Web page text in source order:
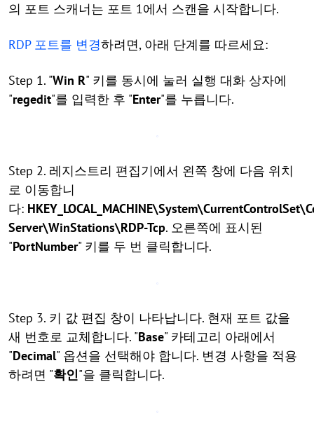
의 포트 스캐너는 포트 1에서 스캔을 시작합니다.
RDP 포트를 변경하려면, 아래 단계를 따르세요:
Step 1. "Win R" 키를 동시에 눌러 실행 대화 상자에
"regedit"를 입력한 후 "Enter"를 누릅니다.
Step 2. 레지스트리 편집기에서 왼쪽 창에 다음 위치
로 이동합니
다:
Server\WinStations\RDP-Tcp. 오른쪽에 표시된
"PortNumber" 키를 두 번 클릭합니다.
Step 3. 키 값 편집 창이 나타납니다. 현재 포트 값을
새 번호로 교체합니다. "Base" 카테고리 아래에서
"Decimal" 옵션을 선택해야 합니다. 변경 사항을 적용
하려면 "확인"을 클릭합니다.